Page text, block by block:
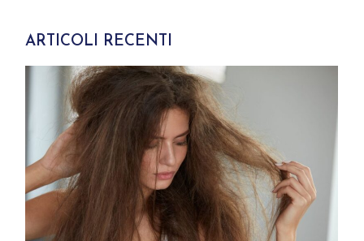
ARTICOLI RECENTI